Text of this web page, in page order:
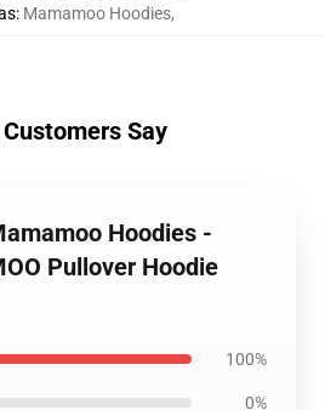
: Mamamoo Hoodies,
Say
Hoodies -
Pullover Hoodie
100%
0%